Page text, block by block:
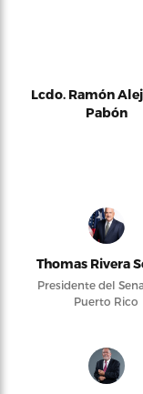
Lcdo. Ramón
Pabón
Thomas Rivera
Presidente del
Puerto Rico